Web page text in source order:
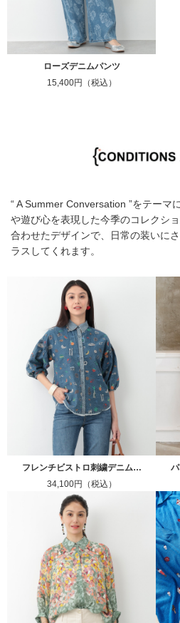
ローズデニムパンツ
15,400円（税込）
“ A Summer Conversation ”をテーマ
や遊び心を表現した今季のコレクシ
合わせたデザインで、日常の装いに
ラスしてくれます。
フレンチビストロ刺繍デニム…
34,100円（税込）